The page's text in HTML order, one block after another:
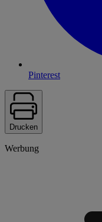
Pinterest
Drucken
Werbung